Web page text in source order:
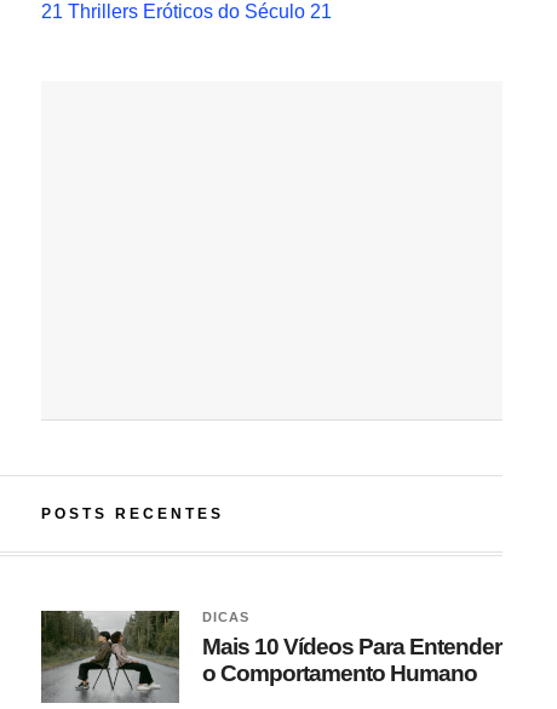
21 Thrillers Eróticos do Século 21
POSTS RECENTES
DICAS
Mais 10 Vídeos Para Entender
o Comportamento Humano